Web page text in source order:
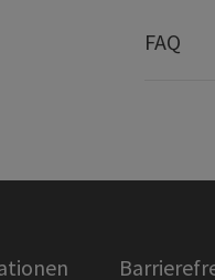
FAQ